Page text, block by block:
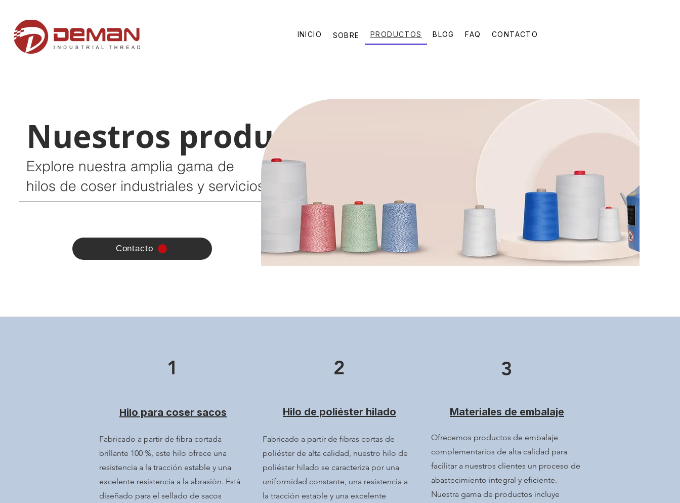
INICIO SOBRE PRODUCTOS BLOG FAQ CONTACTO
Nuestros productos
Explore nuestra amplia gama de
hilos de coser industriales y servicios
Contacto
1
Hilo para coser sacos
Fabricado a partir de fibra cortada
brillante 100 %, este hilo ofrece una
resistencia a la tracción estable y una
excelente resistencia a la abrasión. Está
diseñado para el sellado de sacos
2
Hilo de poliéster hilado
Fabricado a partir de fibras cortas de
poliéster de alta calidad, nuestro hilo de
poliéster hilado se caracteriza por una
uniformidad constante, una resistencia a
la tracción estable y una excelente
3
Materiales de embalaje
Ofrecemos productos de embalaje
complementarios de alta calidad para
facilitar a nuestros clientes un proceso de
abastecimiento integral y eficiente.
Nuestra gama de productos incluye